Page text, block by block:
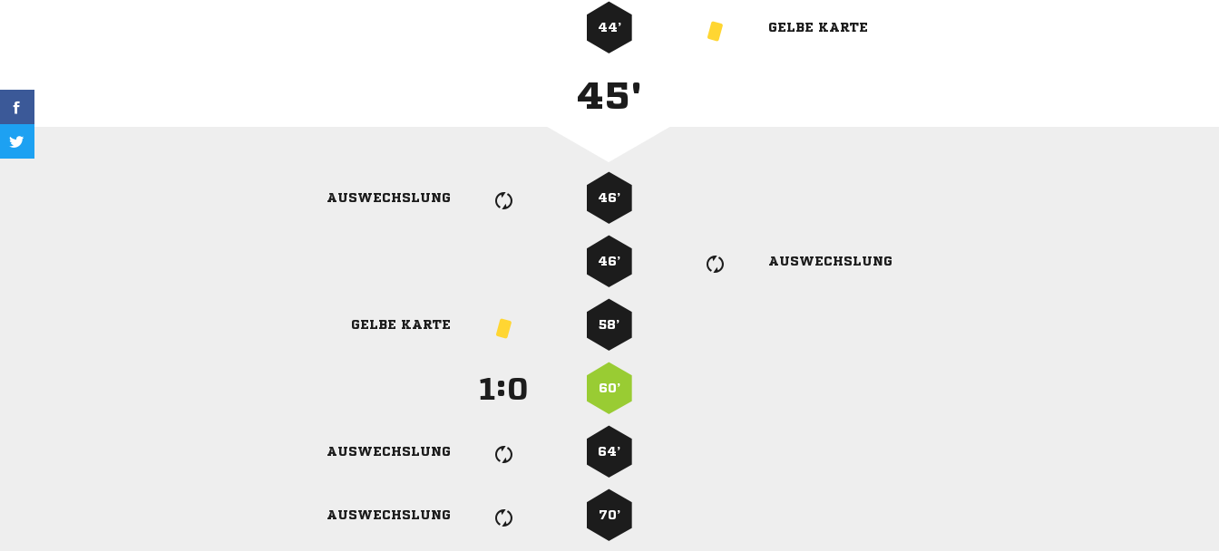
44’ GELBE KARTE
45'
AUSWECHSLUNG 46’
46’ AUSWECHSLUNG
GELBE KARTE 58’
: 60’
AUSWECHSLUNG 64’
AUSWECHSLUNG 70’